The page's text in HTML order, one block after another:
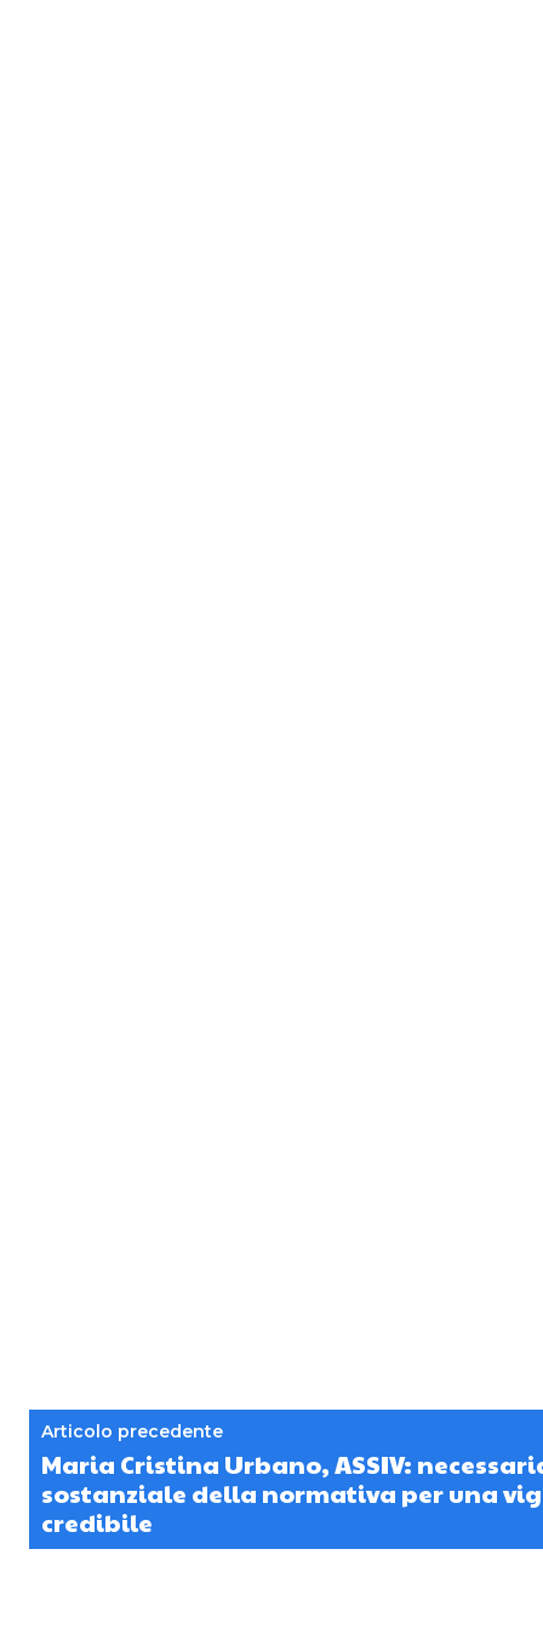
Articolo precedente
Maria Cristina Urbano, ASSIV:
sostanziale della normativa per una
credibile